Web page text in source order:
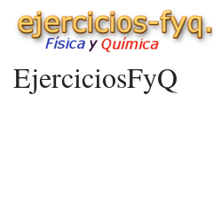
EjerciciosFyQ